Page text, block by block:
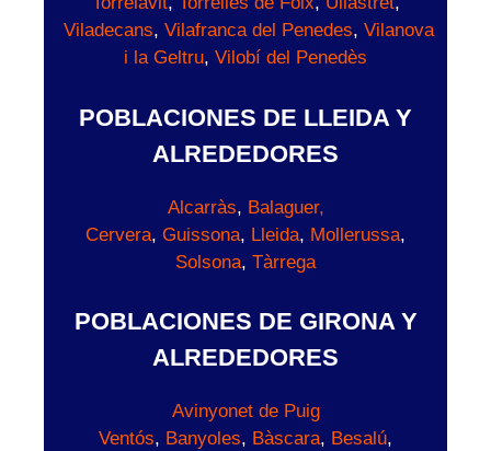
Viladecans, Vilafranca del Penedes, Vilanova
i la Geltru, Vilobí del Penedès
POBLACIONES DE LLEIDA Y
ALREDEDORES
Alcarràs, Balaguer,
Cervera, Guissona, Lleida, Mollerussa,
Solsona, Tàrrega
POBLACIONES DE GIRONA Y
ALREDEDORES
Avinyonet de Puig
Ventós, Banyoles, Bàscara, Besalú,